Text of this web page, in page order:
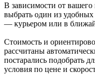
В зависимости от
выбрать один из
— курьером или в
Стоимость и
рассчитаны
постарались подобрать
условия по цене и